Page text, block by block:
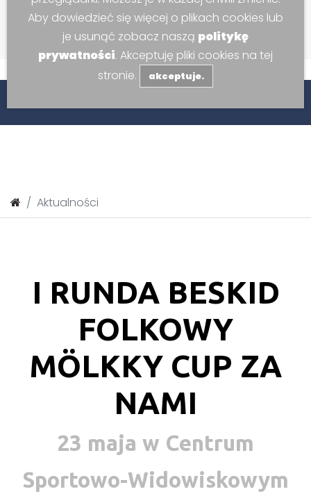
Aktualności
I RUNDA BESKID
FOLKOWY
MÖLKKY CUP ZA
NAMI
23 maja w Centrum
Sportowo-Widowiskowym
Aby dowiedzieć się więcej o plikach cookies lub
je usunąć zobacz naszą politykę
prywatności. Akceptuję pliki cookies na tej
stronie.
akceptuje.